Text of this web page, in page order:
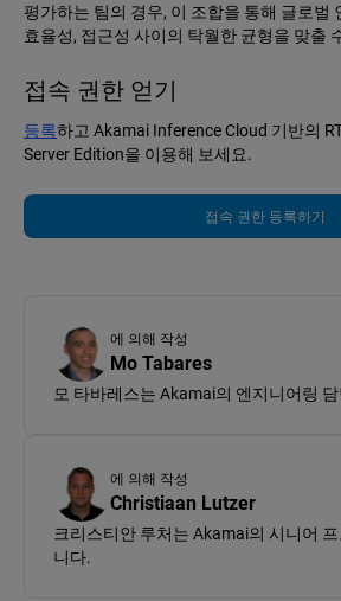
평가하는 팀의 경우, 이 조합을 통해 글로벌
효율성, 접근성 사이의 탁월한 균형을 맞출
접속 권한 얻기
등록하고 Akamai Inference Cloud 기반의
Server Edition을 이용해 보세요.
접속 권한 등록하기
에 의해 작성
Mo Tabares
모 타바레스는 Akamai의 엔지니어링
에 의해 작성
Christiaan Lutzer
크리스티안 루처는 Akamai의 시니어
니다.